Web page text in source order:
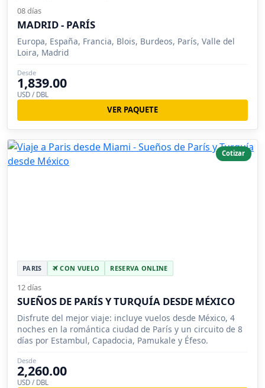
08 días
MADRID - PARÍS
Europa, España, Francia, Blois, Burdeos, París, Valle del
Loira, Madrid
Desde
1,839.00
USD / DBL
VER PAQUETE
Cotizar
PARIS CON VUELO RESERVA ONLINE
12 días
SUEÑOS DE PARÍS Y TURQUÍA DESDE MÉXICO
Disfrute del mejor viaje: incluye vuelos desde México, 4
noches en la romántica ciudad de París y un circuito de 8
días por Estambul, Capadocia, Pamukale y Éfeso.
Desde
2,260.00
USD / DBL